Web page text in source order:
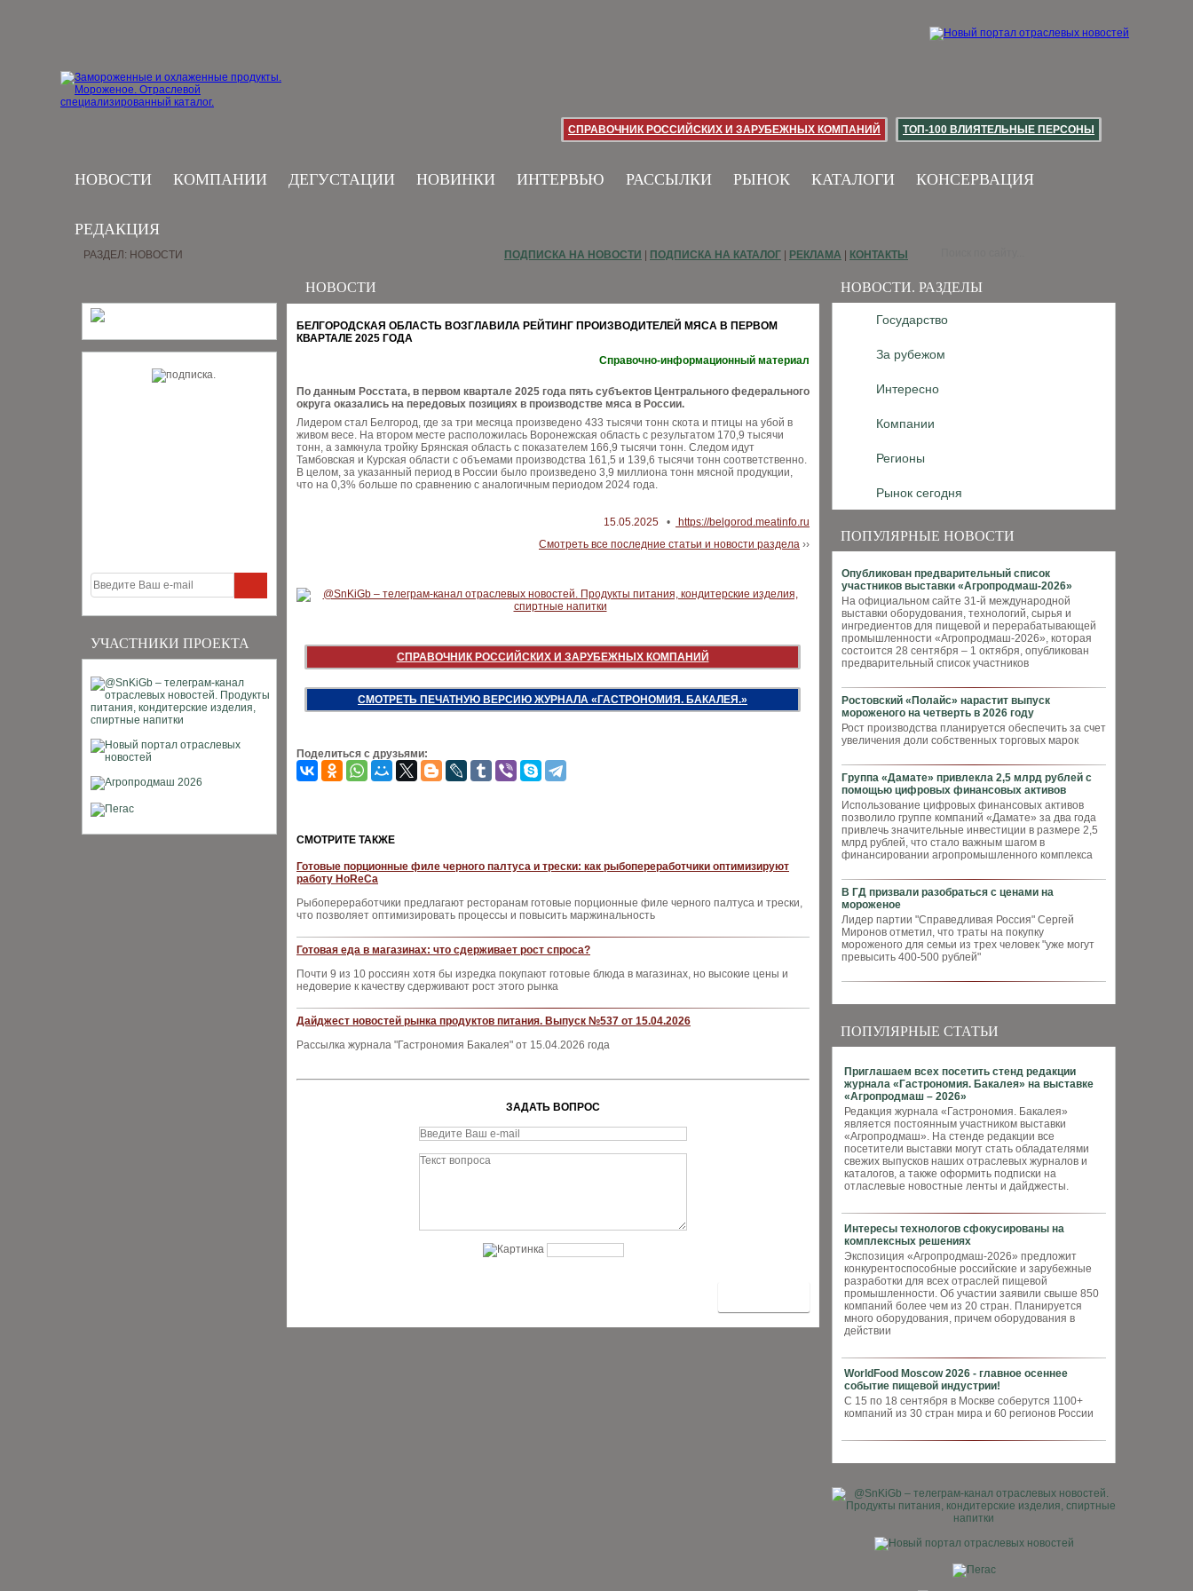
СПРАВОЧНИК РОССИЙСКИХ И ЗАРУБЕЖНЫХ КОМПАНИЙ ТОП-100 ВЛИЯТЕЛЬНЫЕ ПЕРСОНЫ
НОВОСТИ КОМПАНИИ ДЕГУСТАЦИИ НОВИНКИ ИНТЕРВЬЮ РАССЫЛКИ РЫНОК КАТАЛОГИ КОНСЕРВАЦИЯ
РЕДАКЦИЯ
УЧАСТНИКИ ПРОЕКТА
НОВОСТИ. РАЗДЕЛЫ
Государство
За рубежом
Интересно
Компании
Регионы
Рынок сегодня
ПОПУЛЯРНЫЕ НОВОСТИ
Опубликован предварительный список
участников выставки «Агропродмаш-2026»
На официальном сайте 31-й международной
выставки оборудования, технологий, сырья и
ингредиентов для пищевой и перерабатывающей
промышленности «Агропродмаш-2026», которая
состоится 28 сентября – 1 октября, опубликован
предварительный список участников
Ростовский «Полайс» нарастит выпуск
мороженого на четверть в 2026 году
Рост производства планируется обеспечить за счет
увеличения доли собственных торговых марок
Группа «Дамате» привлекла 2,5 млрд рублей с
помощью цифровых финансовых активов
Использование цифровых финансовых активов
позволило группе компаний «Дамате» за два года
привлечь значительные инвестиции в размере 2,5
млрд рублей, что стало важным шагом в
финансировании агропромышленного комплекса
В ГД призвали разобраться с ценами на
мороженое
Лидер партии "Справедливая Россия" Сергей
Миронов отметил, что траты на покупку
мороженого для семьи из трех человек "уже могут
превысить 400-500 рублей"
ПОПУЛЯРНЫЕ СТАТЬИ
Приглашаем всех посетить стенд редакции
журнала «Гастрономия. Бакалея» на выставке
«Агропродмаш – 2026»
Редакция журнала «Гастрономия. Бакалея»
является постоянным участником выставки
«Агропродмаш». На стенде редакции все
посетители выставки могут стать обладателями
свежих выпусков наших отраслевых журналов и
каталогов, а также оформить подписки на
отласлевые новостные ленты и дайджесты.
Интересы технологов сфокусированы на
комплексных решениях
Экспозиция «Агропродмаш-2026» предложит
конкурентоспособные российские и зарубежные
разработки для всех отраслей пищевой
промышленности. Об участии заявили свыше 850
компаний более чем из 20 стран. Планируется
много оборудования, причем оборудования в
действии
WorldFood Moscow 2026 - главное осеннее
событие пищевой индустрии!
С 15 по 18 сентября в Москве соберутся 1100+
компаний из 30 стран мира и 60 регионов России
РАЗДЕЛ: НОВОСТИ ПОДПИСКА НА НОВОСТИ ПОДПИСКА НА КАТАЛОГ РЕКЛАМА КОНТАКТЫ
НОВОСТИ
БЕЛГОРОДСКАЯ ОБЛАСТЬ ВОЗГЛАВИЛА РЕЙТИНГ ПРОИЗВОДИТЕЛЕЙ МЯСА В ПЕРВОМ
КВАРТАЛЕ 2025 ГОДА
Справочно-информационный материал
По данным Росстата, в первом квартале 2025 года пять субъектов Центрального федерального
округа оказались на передовых позициях в производстве мяса в России.
Лидером стал Белгород, где за три месяца произведено 433 тысячи тонн скота и птицы на убой в
живом весе. На втором месте расположилась Воронежская область с результатом 170,9 тысячи
тонн, а замкнула тройку Брянская область с показателем 166,9 тысячи тонн. Следом идут
Тамбовская и Курская области с объемами производства 161,5 и 139,6 тысячи тонн соответственно.
В целом, за указанный период в России было произведено 3,9 миллиона тонн мясной продукции,
что на 0,3% больше по сравнению с аналогичным периодом 2024 года.
15.05.2025 •
https://belgorod.meatinfo.ru
Смотреть все последние статьи и новости раздела ››
СПРАВОЧНИК РОССИЙСКИХ И ЗАРУБЕЖНЫХ КОМПАНИЙ
СМОТРЕТЬ ПЕЧАТНУЮ ВЕРСИЮ ЖУРНАЛА «ГАСТРОНОМИЯ. БАКАЛЕЯ.»
Поделиться с друзьями:
CМОТРИТЕ ТАКЖЕ
Готовые порционные филе черного палтуса и трески: как рыбопереработчики оптимизируют
работу HoReCa
Рыбопереработчики предлагают ресторанам готовые порционные филе черного палтуса и трески,
что позволяет оптимизировать процессы и повысить маржинальность
Готовая еда в магазинах: что сдерживает рост спроса?
Почти 9 из 10 россиян хотя бы изредка покупают готовые блюда в магазинах, но высокие цены и
недоверие к качеству сдерживают рост этого рынка
Дайджест новостей рынка продуктов питания. Выпуск №537 от 15.04.2026
Рассылка журнала "Гастрономия Бакалея" от 15.04.2026 года
ЗАДАТЬ ВОПРОС